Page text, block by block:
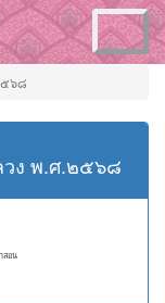
Toggle
navigation
๕๖๘
วง พ.ศ.๒๕๖๘
สอน